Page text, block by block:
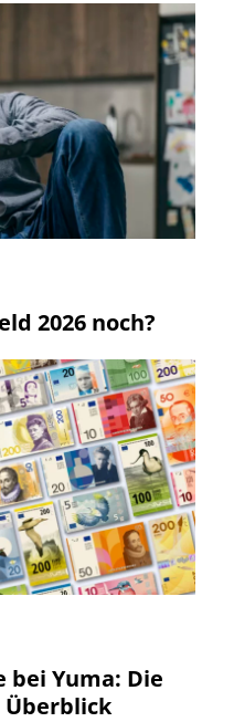
2026 noch?
bei Yuma: Die
Überblick